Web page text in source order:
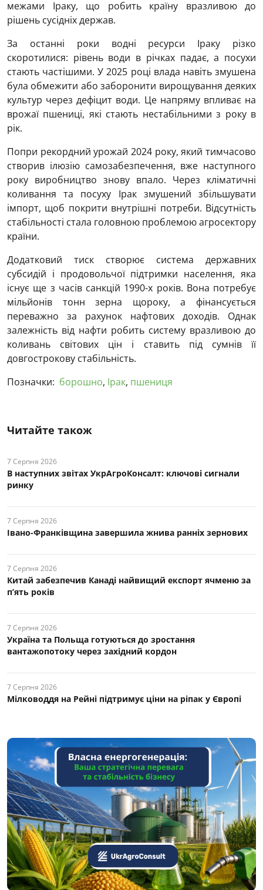
межами Іраку, що робить країну вразливою до
рішень сусідніх держав.
За останні роки водні ресурси Іраку різко
скоротилися: рівень води в річках падає, а посухи
стають частішими. У 2025 році влада навіть змушена
була обмежити або заборонити вирощування деяких
культур через дефіцит води. Це напряму впливає на
врожаї пшениці, які стають нестабільними з року в
рік.
Попри рекордний урожай 2024 року, який тимчасово
створив ілюзію самозабезпечення, вже наступного
року виробництво знову впало. Через кліматичні
коливання та посуху Ірак змушений збільшувати
імпорт, щоб покрити внутрішні потреби. Відсутність
стабільності стала головною проблемою агросектору
країни.
Додатковий тиск створює система державних
субсидій і продовольчої підтримки населення, яка
існує ще з часів санкцій 1990-х років. Вона потребує
мільйонів тонн зерна щороку, а фінансується
переважно за рахунок нафтових доходів. Однак
залежність від нафти робить систему вразливою до
коливань світових цін і ставить під сумнів її
довгострокову стабільність.
Позначки: борошно, Ірак, пшениця
Читайте також
7 Серпня 2026
В наступних звітах УкрАгроКонсалт: ключові cигнали
ринку
7 Серпня 2026
Івано-Франківщина завершила жнива ранніх зернових
7 Серпня 2026
Китай забезпечив Канаді найвищий експорт ячменю за
п’ять років
7 Серпня 2026
Україна та Польща готуються до зростання
вантажопотоку через західний кордон
7 Серпня 2026
Мілководдя на Рейні підтримує ціни на ріпак у Європі